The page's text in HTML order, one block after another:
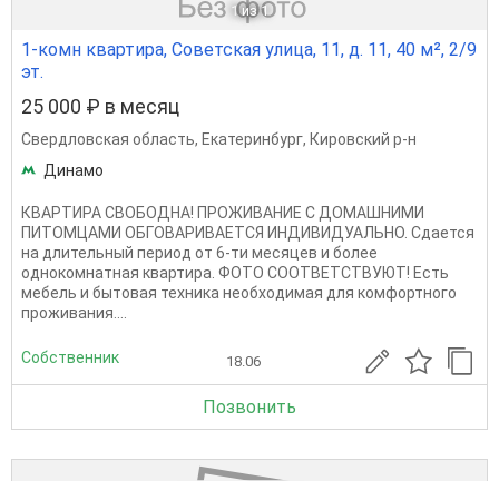
1 из 1
1-комн квартира, Советская улица, 11, д. 11, 40 м², 2/9
эт.
25 000 ₽ в месяц
Свердловская область, Екатеринбург, Кировский р-н
Динамо
КВАРТИРА СВОБОДНА! ПРОЖИВАНИЕ С ДОМАШНИМИ
ПИТОМЦАМИ ОБГОВАРИВАЕТСЯ ИНДИВИДУАЛЬНО. Сдается
на длительный период от 6-ти месяцев и более
однокомнатная квартира. ФОТО СООТВЕТСТВУЮТ! Есть
мебель и бытовая техника необходимая для комфортного
проживания....
Собственник 18.06
Позвонить